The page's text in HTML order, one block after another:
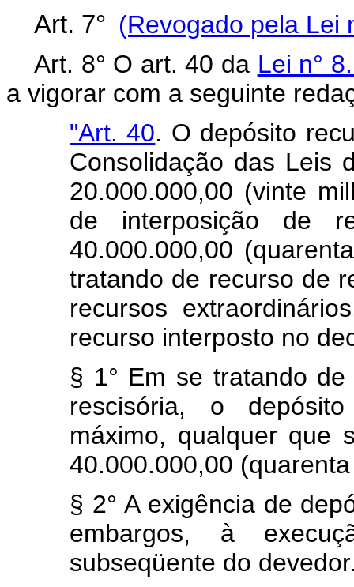
Art. 7° (Revogado pela Lei
Art. 8° O art. 40 da Lei n°
a vigorar com a seguinte
"Art. 40. O depósito
Consolidação das Leis
20.000.000,00 (vinte
de interposição de
40.000.000,00
tratando de recurso de
recursos
recurso interposto no
§ 1° Em se tratando
rescisória, o
máximo, qualquer que
40.000.000,00
§ 2° A exigência de
embargos, à
subseqüente do